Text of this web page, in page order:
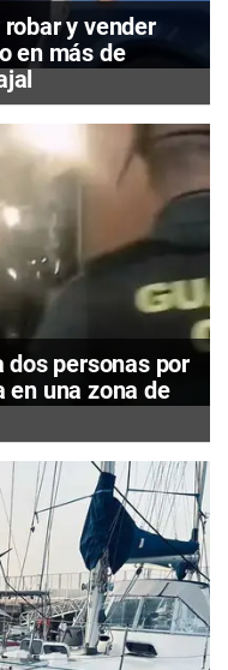
y vender
en más de
dos personas por
en una zona de